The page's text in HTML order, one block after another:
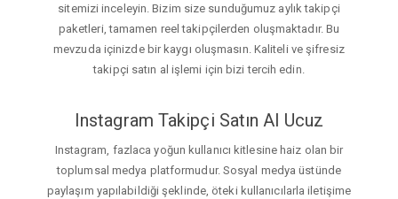
sitemizi inceleyin. Bizim size sunduğumuz aylık takipçi
paketleri, tamamen reel takipçilerden oluşmaktadır. Bu
mevzuda içinizde bir kaygı oluşmasın. Kaliteli ve şifresiz
takipçi satın al işlemi için bizi tercih edin.
Instagram Takipçi Satın Al Ucuz
Instagram, fazlaca yoğun kullanıcı kitlesine haiz olan bir
toplumsal medya platformudur. Sosyal medya üstünde
paylaşım yapılabildiği şeklinde, öteki kullanıcılarla iletişime